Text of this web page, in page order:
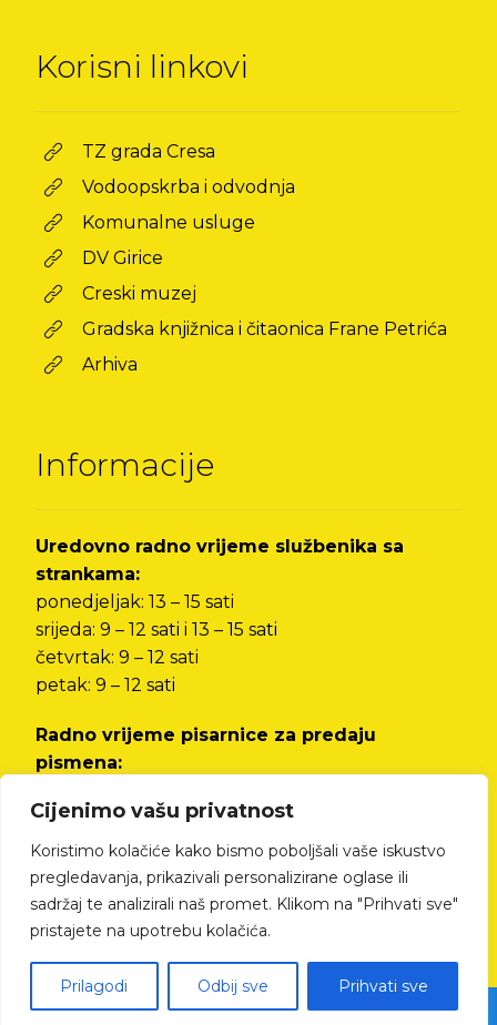
Cijenimo vašu privatnost
Koristimo kolačiće kako bismo poboljšali vaše iskustvo
pregledavanja, prikazivali personalizirane oglase ili
sadržaj te analizirali naš promet. Klikom na "Prihvati sve"
pristajete na upotrebu kolačića.
Prilagodi Odbij sve Prihvati sve
Korisni linkovi
TZ grada Cresa
Vodoopskrba i odvodnja
Komunalne usluge
DV Girice
Creski muzej
Gradska knjižnica i čitaonica Frane Petrića
Arhiva
Informacije
Uredovno radno vrijeme službenika sa
strankama:
ponedjeljak: 13 – 15 sati
srijeda: 9 – 12 sati i 13 – 15 sati
četvrtak: 9 – 12 sati
petak: 9 – 12 sati
Radno vrijeme pisarnice za predaju
pismena:
do 15 sati
Izjava o pristupačnosti
© All rights reserved Cres.hr | Izrada web stranica - kTdizajn